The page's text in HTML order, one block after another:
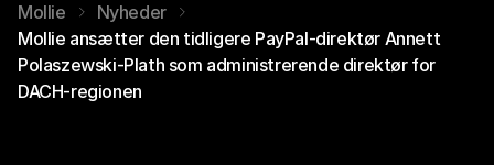
Mollie
Nyheder
Mollie ansætter den tidligere PayPal-direktør Annett
Polaszewski-Plath som administrerende direktør for
DACH-regionen